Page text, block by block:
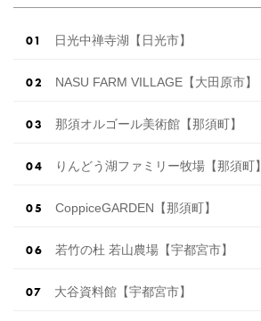
0 […]続きを読む
日光中禅寺湖【日光市】
NASU FARM VILLAGE【大田原市】
那須オルゴール美術館【那須町】
りんどう湖ファミリー牧場【那須町】
CoppiceGARDEN【那須町】
若竹の杜 若山農場【宇都宮市】
大谷資料館【宇都宮市】